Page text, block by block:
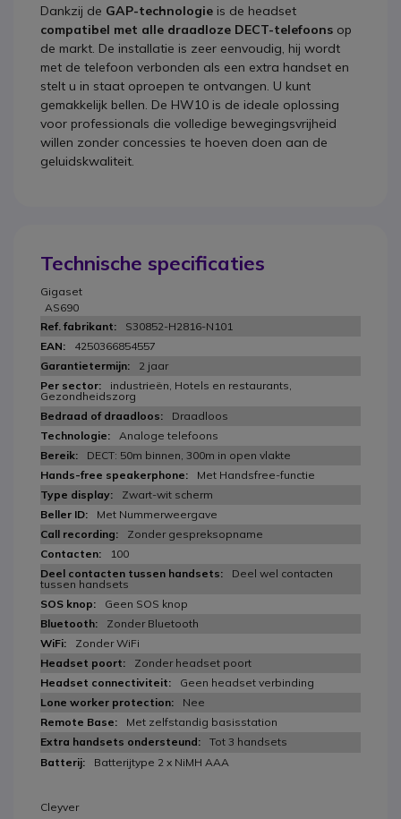
Dankzij de GAP-technologie is de headset
compatibel met alle draadloze DECT-telefoons op
de markt. De installatie is zeer eenvoudig, hij wordt
met de telefoon verbonden als een extra handset en
stelt u in staat oproepen te ontvangen. U kunt
gemakkelijk bellen. De HW10 is de ideale oplossing
voor professionals die volledige bewegingsvrijheid
willen zonder concessies te hoeven doen aan de
geluidskwaliteit.
Technische specificaties
Gigaset
AS690
S30852-H2816-N101
4250366854557
2 jaar
industrieën, Hotels en restaurants,
Gezondheidszorg
Draadloos
Analoge telefoons
DECT: 50m binnen, 300m in open vlakte
Met Handsfree-functie
Zwart-wit scherm
Met Nummerweergave
Zonder gespreksopname
100
Deel wel contacten
tussen handsets
Geen SOS knop
Zonder Bluetooth
Zonder WiFi
Zonder headset poort
Geen headset verbinding
Nee
Met zelfstandig basisstation
Tot 3 handsets
Batterijtype 2 x NiMH AAA
Cleyver